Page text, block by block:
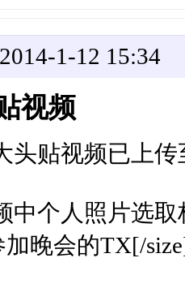
1-12 15:34
视频
头贴视频已上
中个人照片选
晚会的TX[/